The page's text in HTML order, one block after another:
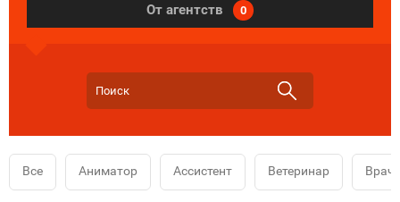
От агентств 0
Все Аниматор Ассистент Ветеринар Врач